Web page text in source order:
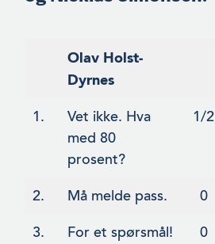
Olav Holst-
Dyrnes
1.
Vet ikke. Hva
med 80
prosent?
1/2
2. Må melde pass. 0
3.
For et spørsmål!
0